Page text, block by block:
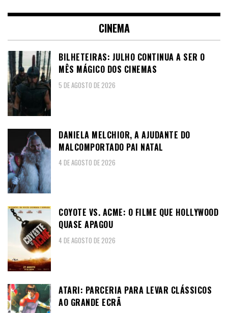
CINEMA
BILHETEIRAS: JULHO CONTINUA A SER O
MÊS MÁGICO DOS CINEMAS
5 DE AGOSTO DE 2026
DANIELA MELCHIOR, A AJUDANTE DO
MALCOMPORTADO PAI NATAL
4 DE AGOSTO DE 2026
COYOTE VS. ACME: O FILME QUE HOLLYWOOD
QUASE APAGOU
4 DE AGOSTO DE 2026
ATARI: PARCERIA PARA LEVAR CLÁSSICOS
AO GRANDE ECRÃ